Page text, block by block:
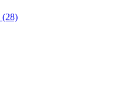
(28)